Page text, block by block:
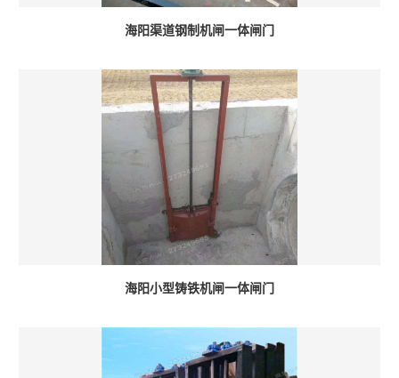
海阳渠道钢制机闸一体闸门
海阳小型铸铁机闸一体闸门